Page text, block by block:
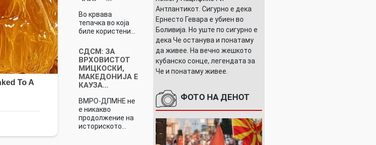
Во крвава
тепачка во која
биле користени…
СДСМ: ЗА
ВРХОВИСТОТ
МИЦКОСКИ,
МАКЕДОНИЈА Е
КАУЗА…
ВМРО-ДПМНЕ не
е никакво
продолжение на
историското…
Антлантикот. Сигурно е дека
Ернесто Гевара е убиен во
Боливија. Но уште по сигурно е
дека Че останува и понатаму
да живее. На вечно жешкото
кубанско сонце, легендата за
Че и понатаму живее.
ФОТО НА ДЕНОТ